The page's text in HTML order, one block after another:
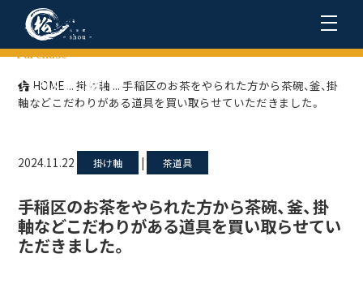
Purchase
買取実績
HOME ...掛け軸 ...手稲区のお茶をやられた方から茶碗、釜、掛
軸などこだわりがある道具を買い取らせていただきました。
2024.11.22 掛け軸 | 茶道具
手稲区のお茶をやられた方から茶碗、釜、掛
軸などこだわりがある道具を買い取らせてい
ただきました。